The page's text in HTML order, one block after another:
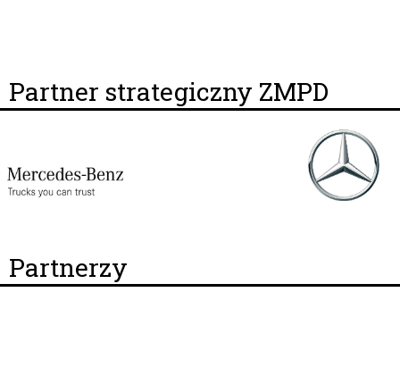
Partner strategiczny ZMPD
Partnerzy